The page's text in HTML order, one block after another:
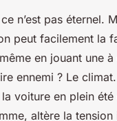
n’est pas éternel.
peut facilement la
en jouant une
ennemi ? Le
voiture en plein
altère la tension